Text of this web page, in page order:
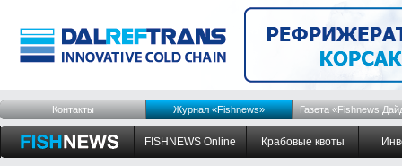
Контакты Журнал «Fishnews» Газета «Fishnews
FISHNEWS Online Крабовые квоты